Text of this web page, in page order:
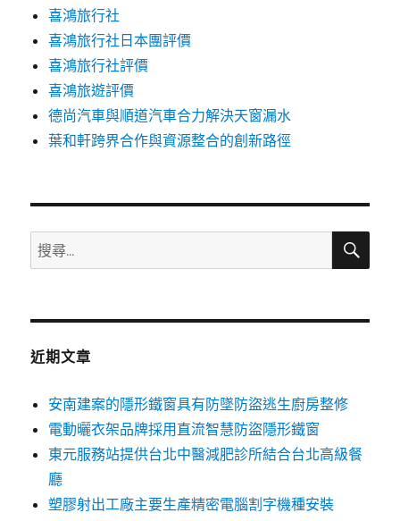
喜鴻旅行社
喜鴻旅行社日本團評價
喜鴻旅行社評價
喜鴻旅遊評價
德尚汽車與順道汽車合力解決天窗漏水
葉和軒跨界合作與資源整合的創新路徑
搜
尋
鍵
搜
近期文章
安南建案的隱形鐵窗具有防墜防盜逃生廚房整修
電動曬衣架品牌採用直流智慧防盜隱形鐵窗
東元服務站提供台北中醫減肥診所結合台北高級餐
廳
塑膠射出工廠主要生產精密電腦割字機種安裝